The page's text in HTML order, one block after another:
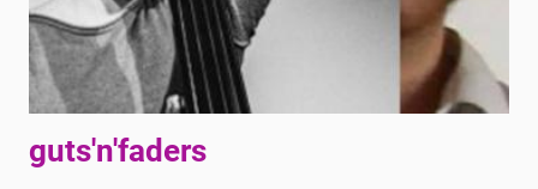
guts'n'faders